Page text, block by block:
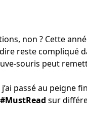
non ? Cette
reste compliqué
souris peut
passé au peigne
#MustRead sur